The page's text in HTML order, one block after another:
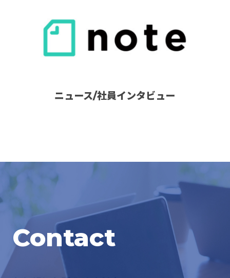
ニュース/社員インタビュー
Contact